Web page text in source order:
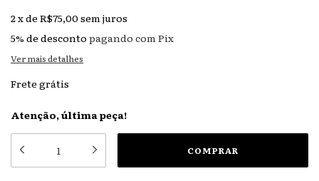
2xde R$75,00 sem juros
5% de desconto pagando com Pix
Ver mais detalhes
Frete grátis
Atenção, última peça!